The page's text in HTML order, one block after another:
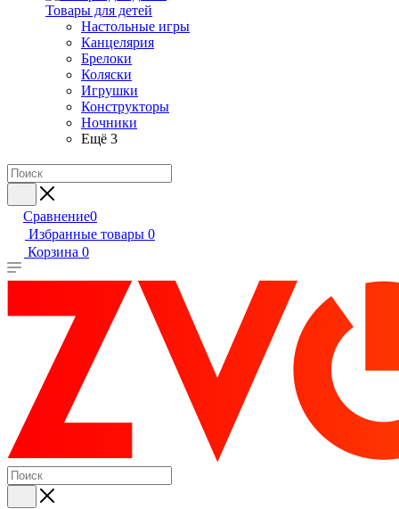
Товары для детей
Настольные игры
Канцелярия
Брелоки
Коляски
Игрушки
Конструкторы
Ночники
Ещё 3
Сравнение0
Избранные товары 0
Корзина 0